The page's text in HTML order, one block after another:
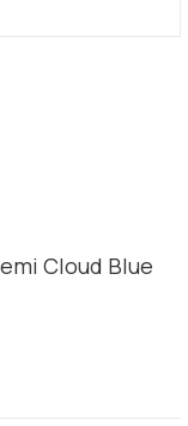
Cloud Blue